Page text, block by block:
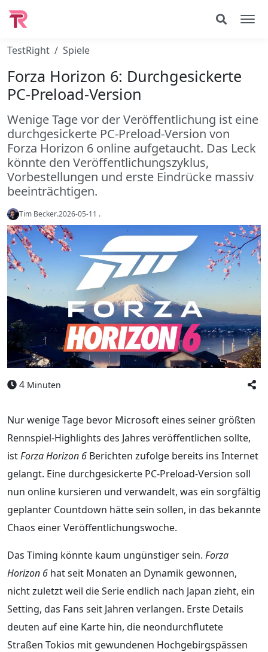
TestRight Spiele
Forza Horizon 6: Durchgesickerte
PC-Preload-Version
Wenige Tage vor der Veröffentlichung ist eine
durchgesickerte PC-Preload-Version von
Forza Horizon 6 online aufgetaucht. Das Leck
könnte den Veröffentlichungszyklus,
Vorbestellungen und erste Eindrücke massiv
beeinträchtigen.
Tim Becker.2026-05-11 .
4 Minuten
Nur wenige Tage bevor Microsoft eines seiner größten
Rennspiel-Highlights des Jahres veröffentlichen sollte,
istForza Horizon 6 Berichten zufolge bereits ins Internet
gelangt. Eine durchgesickerte PC-Preload-Version soll
nun online kursieren und verwandelt, was ein sorgfältig
geplanter Countdown hätte sein sollen, in das bekannte
Chaos einer Veröffentlichungswoche.
Das Timing könnte kaum ungünstiger sein. Forza
Horizon 6 hat seit Monaten an Dynamik gewonnen,
nicht zuletzt weil die Serie endlich nach Japan zieht, ein
Setting, das Fans seit Jahren verlangen. Erste Details
deuten auf eine Karte hin, die neondurchflutete
Straßen Tokios mit gewundenen Hochgebirgspässen